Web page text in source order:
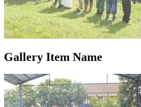
Gallery Item Name